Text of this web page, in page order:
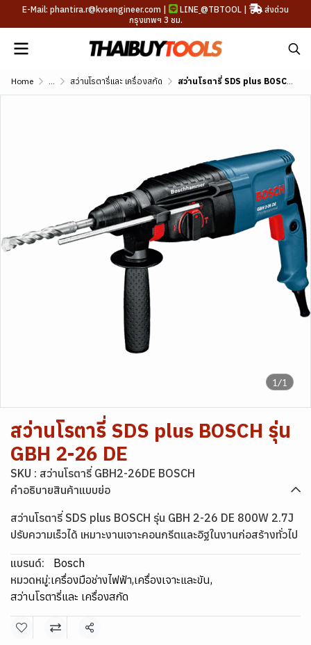
E-Mail: phantira.r@kvsengineer.com | LINE @TBTOOL |
ส่งด่วน
กรุงเทพฯ 3 ชม.
Home ... สว่านโรตารี่และ เครื่องสกัด สว่านโรตารี่ SDS plus BOSCH รุ่น GBH 2-26 DE
1/1
สว่านโรตารี่ SDS plus BOSCH รุ่น
GBH 2-26 DE
SKU : สว่านโรตารี่ GBH2-26DE BOSCH
คำอธิบายสินค้าแบบย่อ
สว่านโรตารี่ SDS plus BOSCH รุ่น GBH 2-26 DE 800W 2.7J
ปรับความเร็วได้ เหมาะงานเจาะคอนกรีตและอิฐในงานก่อสร้างทั่วไป
แบรนด์:
Bosch
หมวดหมู่:เครื่องมือช่างไฟฟ้า,เครื่องเจาะและขัน,
สว่านโรตารี่และ เครื่องสกัด
แชร์